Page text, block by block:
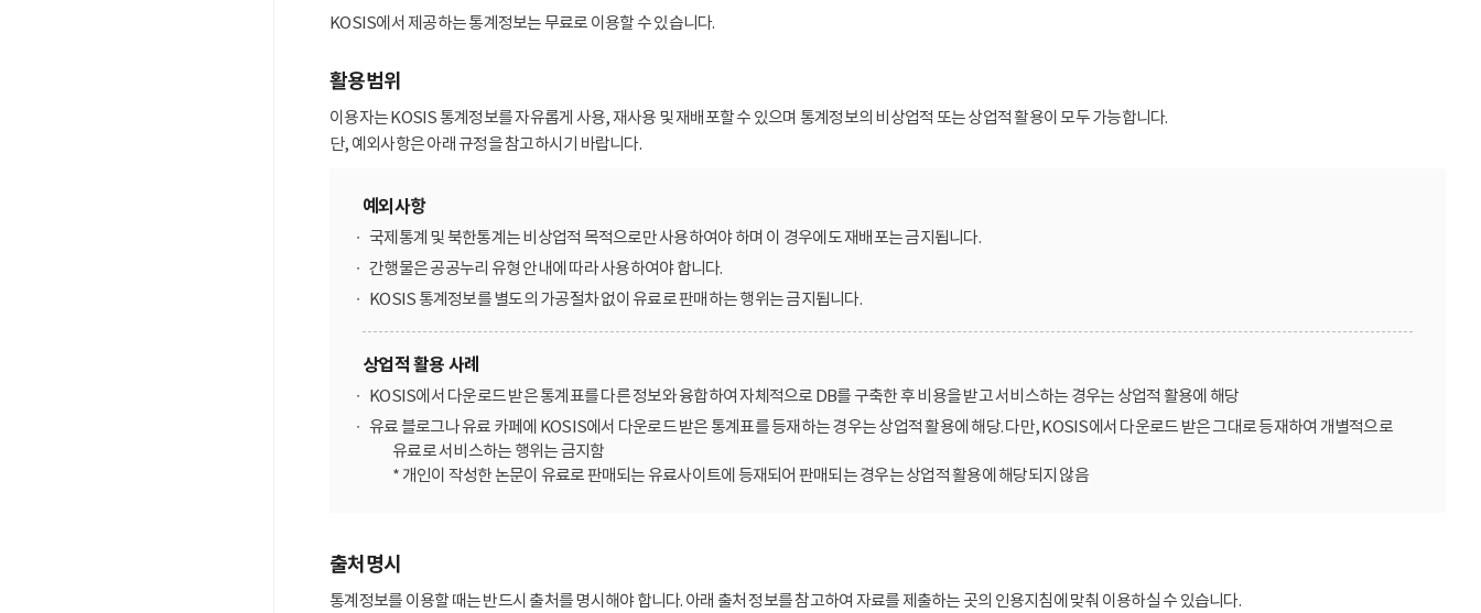
KOSIS에서 제공하는 통계정보는 무료로 이용할 수 있습니다.
활용범위
이용자는 KOSIS 통계정보를 자유롭게 사용, 재사용 및 재배포할 수 있으며 통계정보의 비상업적 또는 상업적 활용이 모두 가능합니다.
단, 예외사항은 아래 규정을 참고하시기 바랍니다.
예외사항
국제통계 및 북한통계는 비상업적 목적으로만 사용하여야 하며 이 경우에도 재배포는 금지됩니다.
간행물은 공공누리 유형 안내에 따라 사용하여야 합니다.
KOSIS 통계정보를 별도의 가공절차 없이 유료로 판매하는 행위는 금지됩니다.
상업적 활용 사례
KOSIS에서 다운로드 받은 통계표를 다른 정보와 융합하여 자체적으로 DB를 구축한 후 비용을 받고 서비스하는 경우는 상업적 활용에 해당
유료 블로그나 유료 카페에 KOSIS에서 다운로드 받은 통계표를 등재하는 경우는 상업적 활용에 해당. 다만, KOSIS에서 다운로드 받은 그대로 등재하여 개별적으로
유료로 서비스하는 행위는 금지함
* 개인이 작성한 논문이 유료로 판매되는 유료사이트에 등재되어 판매되는 경우는 상업적 활용에 해당되지 않음
출처명시
통계정보를 이용할 때는 반드시 출처를 명시해야 합니다. 아래 출처 정보를 참고하여 자료를 제출하는 곳의 인용지침에 맞춰 이용하실 수 있습니다.